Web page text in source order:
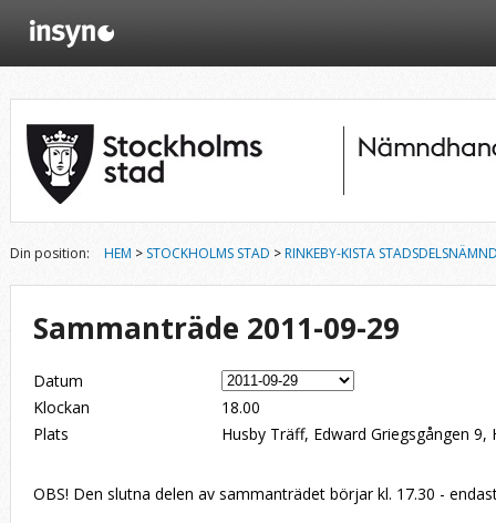
Din position: HEM > STOCKHOLMS STAD >RINKEBY-KISTA
Sammanträde 2011-09-29
Datum
Klockan
18.00
Plats
Husby Träff, Edward Griegsgången 9,
OBS! Den slutna delen av sammanträdet börjar kl. 17.30 -